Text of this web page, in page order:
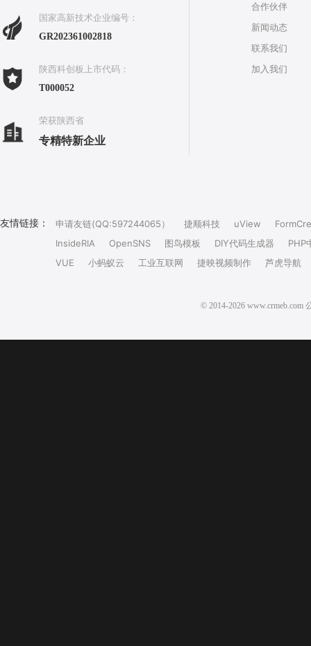
国家高新技术企业编号：
GR202361002818
陕西科创板上市代码：
T000052
荣获陕西省
专精特新企业
合作伙伴
新闻动态
联系我们
加入我们
友情链接： 申请友链(QQ:597244065） 捷顺科技 uView
InsideRIA
OpenSNS 图鸟模板 DIY代码生成器
PHP
VUE
小蚂蚁云 工业互联网 捷映视频制作 芦虎导航
© 2014-2026